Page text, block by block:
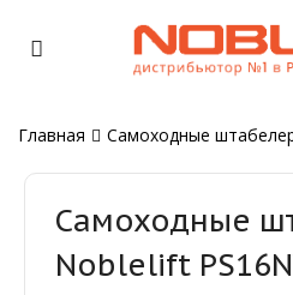
Главная Самоходные
Самоходные
Noblelift